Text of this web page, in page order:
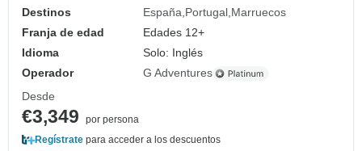
Destinos
España Portugal Marruecos
Franja de edad
Edades 12+
Idioma
Solo: Inglés
Operador
G Adventures
Desde
€3,349
por persona
Regístrate para acceder a los descuentos